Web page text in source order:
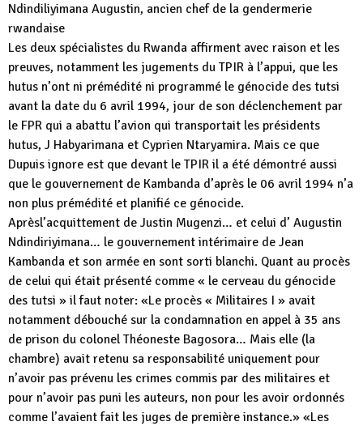
Ndindiliyimana Augustin, ancien chef de la gendermerie
rwandaise
Les deux spécialistes du Rwanda affirment avec raison et les
preuves, notamment les jugements du TPIR à l’appui, que les
hutus n’ont ni prémédité ni programmé le génocide des tutsi
avant la date du 6 avril 1994, jour de son déclenchement par
le FPR qui a abattu l’avion qui transportait les présidents
hutus, J Habyarimana et Cyprien Ntaryamira. Mais ce que
Dupuis ignore est que devant le TPIR il a été démontré aussi
que le gouvernement de Kambanda d’après le 06 avril 1994 n’a
non plus prémédité et planifié ce génocide.
Aprèsl’acquittement de Justin Mugenzi… et celui d’ Augustin
Ndindiriyimana… le gouvernement intérimaire de Jean
Kambanda et son armée en sont sorti blanchi. Quant au procès
de celui qui était présenté comme « le cerveau du génocide
des tutsi » il faut noter: «Le procès « Militaires I » avait
notamment débouché sur la condamnation en appel à 35 ans
de prison du colonel Théoneste Bagosora… Mais elle (la
chambre) avait retenu sa responsabilité uniquement pour
n’avoir pas prévenu les crimes commis par des militaires et
pour n’avoir pas puni les auteurs, non pour les avoir ordonnés
comme l’avaient fait les juges de première instance.» «Les